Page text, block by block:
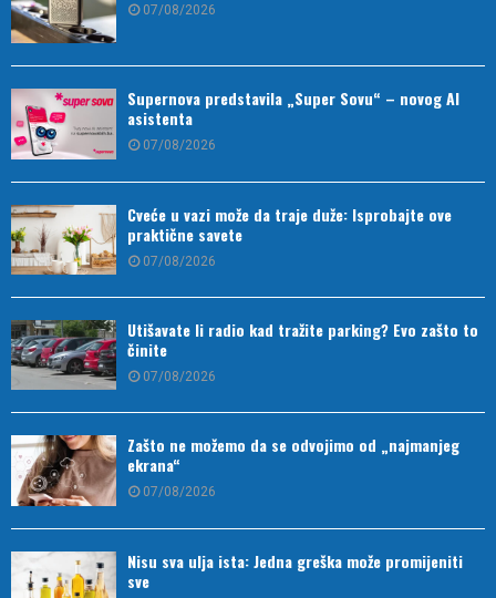
07/08/2026
Supernova predstavila „Super Sovu“ – novog AI
asistenta
07/08/2026
Cveće u vazi može da traje duže: Isprobajte ove
praktične savete
07/08/2026
Utišavate li radio kad tražite parking? Evo zašto to
činite
07/08/2026
Zašto ne možemo da se odvojimo od „najmanjeg
ekrana“
07/08/2026
Nisu sva ulja ista: Jedna greška može promijeniti
sve